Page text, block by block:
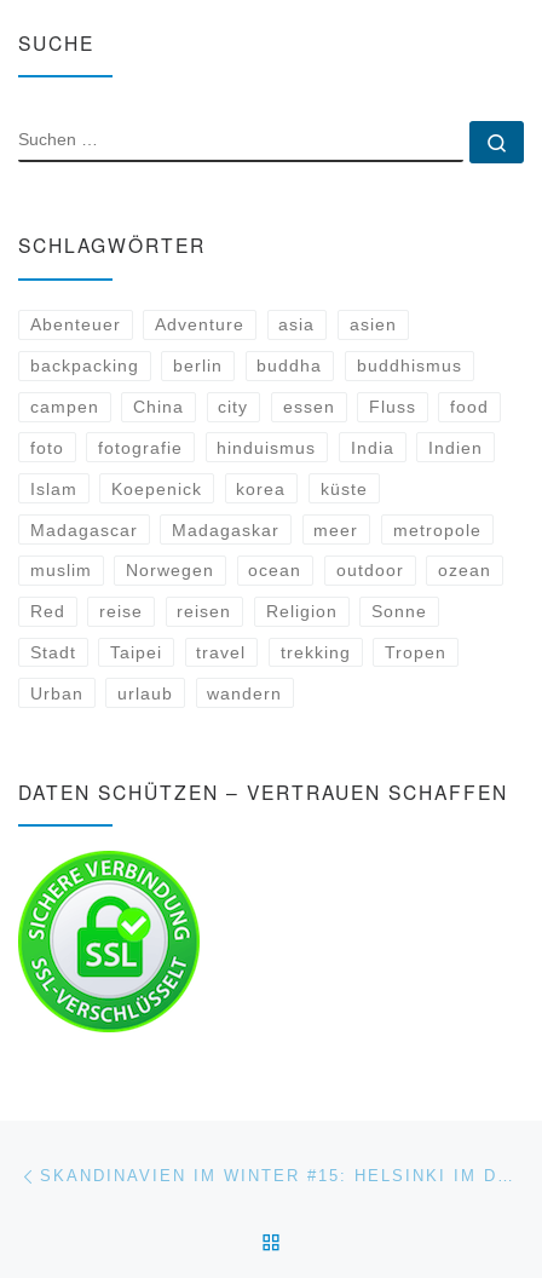
SUCHE
SUCHE
SCHLAGWÖRTER
Abenteuer Adventure asia asien
backpacking berlin buddha buddhismus
campen China city essen Fluss food
foto fotografie hinduismus India Indien
Islam Koepenick korea küste
Madagascar Madagaskar meer metropole
muslim Norwegen ocean outdoor ozean
Red reise reisen Religion Sonne
Stadt Taipei travel trekking Tropen
Urban urlaub wandern
DATEN SCHÜTZEN – VERTRAUEN SCHAFFEN
Beitragsnavigation